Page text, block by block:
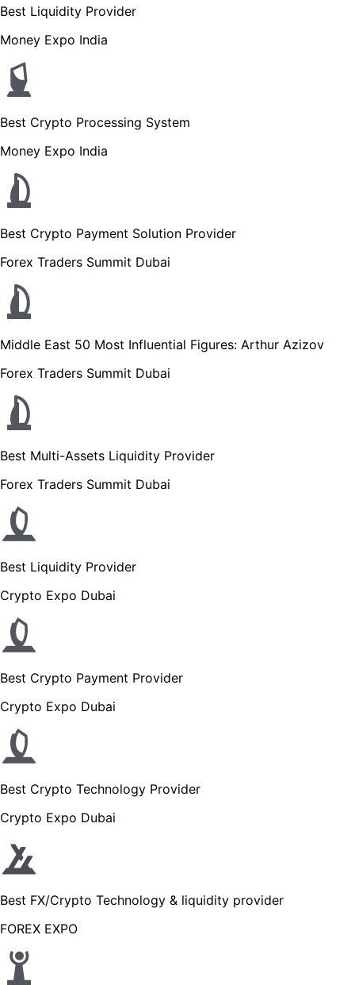
Best Liquidity Provider
Money Expo India
Best Crypto Processing System
Money Expo India
Best Crypto Payment Solution Provider
Forex Traders Summit Dubai
Middle East 50 Most Influential Figures: Arthur Azizov
Forex Traders Summit Dubai
Best Multi-Assets Liquidity Provider
Forex Traders Summit Dubai
Best Liquidity Provider
Crypto Expo Dubai
Best Crypto Payment Provider
Crypto Expo Dubai
Best Crypto Technology Provider
Crypto Expo Dubai
Best FX/Crypto Technology & liquidity provider
FOREX EXPO